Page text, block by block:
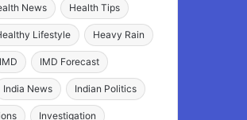
News Health Tips
Lifestyle Heavy Rain
IMD IMD Forecast
India News Indian Politics
Investigation